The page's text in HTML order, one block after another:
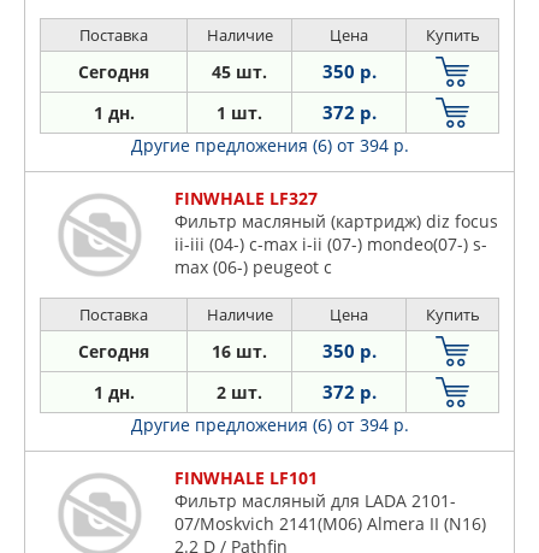
Поставка Наличие Цена Купить
Сегодня 45 шт. 350 р.
1 дн. 1 шт. 372 р.
Другие предложения (6) от 394 р.
FINWHALE LF327
Фильтр масляный (картридж) diz focus
ii-iii (04-) c-max i-ii (07-) mondeo(07-) s-
max (06-) peugeot c
Поставка Наличие Цена Купить
Сегодня 16 шт. 350 р.
1 дн. 2 шт. 372 р.
Другие предложения (6) от 394 р.
FINWHALE LF101
Фильтр масляный для LADA 2101-
07/Moskvich 2141(M06) Almera II (N16)
2.2 D / Pathfin